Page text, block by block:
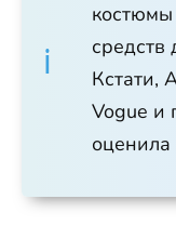
Кстати,
Vogue и